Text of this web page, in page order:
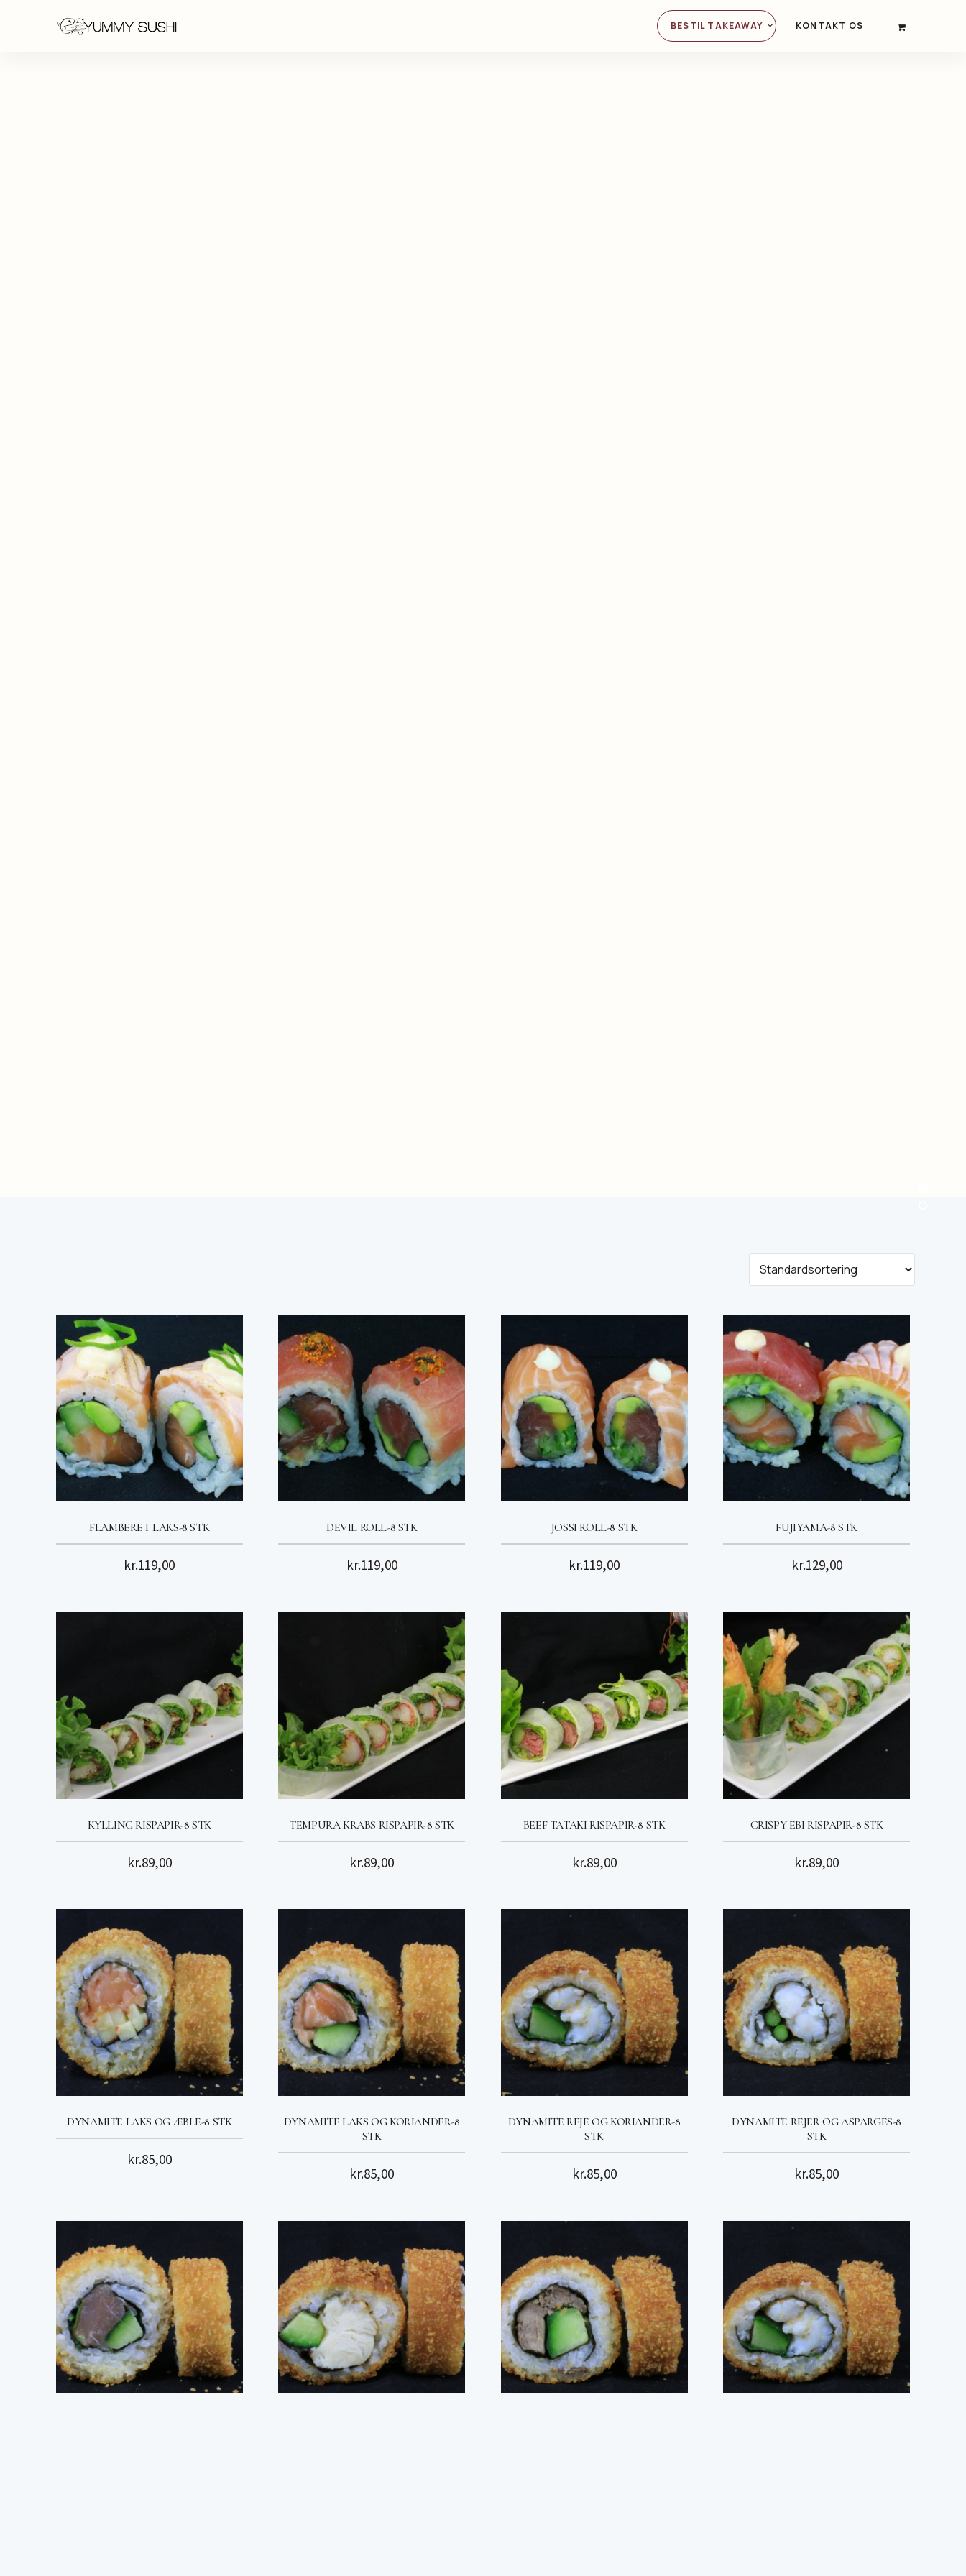
PRIMARY
BESTIL TAKEAWAY KONTAKT OS
FLAMBERET LAKS-8 STK
kr.119,00
DEVIL ROLL-8 STK
kr.119,00
JOSSI ROLL-8 STK
kr.119,00
FUJIYAMA-8 STK
kr.129,00
KYLLING RISPAPIR-8 STK
kr.89,00
TEMPURA KRABS RISPAPIR-8 STK
kr.89,00
BEEF TATAKI RISPAPIR-8 STK
kr.89,00
CRISPY EBI RISPAPIR-8 STK
kr.89,00
DYNAMITE LAKS OG ÆBLE-8 STK
kr.85,00
DYNAMITE LAKS OG KORIANDER-8
STK
kr.85,00
DYNAMITE REJE OG KORIANDER-8
STK
kr.85,00
DYNAMITE REJER OG ASPARGES-8
STK
kr.85,00